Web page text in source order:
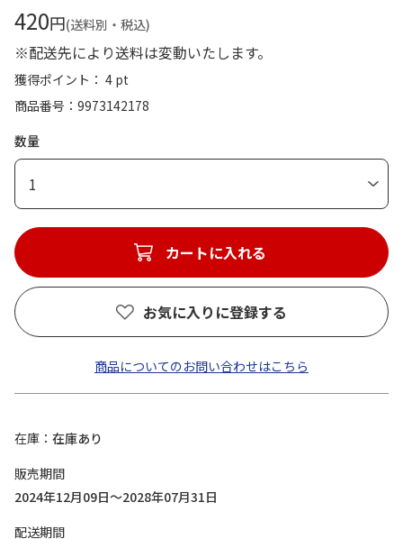
420円(送料別・税込)
※配送先により送料は変動いたします。
獲得ポイント： 4 pt
商品番号
9973142178
数量
1
カートに入れる
お気に入りに登録する
商品についてのお問い合わせはこちら
在庫
在庫あり
販売期間
2024年12月09日～2028年07月31日
配送期間